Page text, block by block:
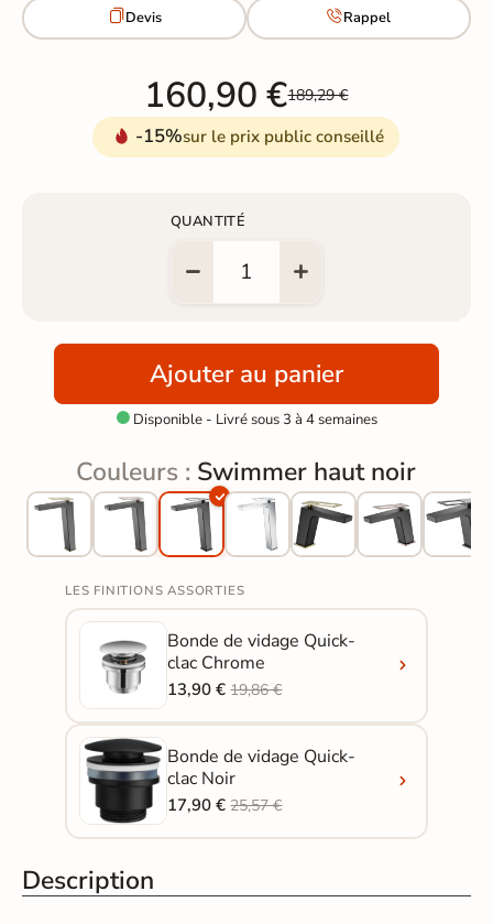
Devis Rappel
160,90 €189,29 €
-15%sur le prix public conseillé
QUANTITÉ
Ajouter au panier
Disponible - Livré sous 3 à 4 semaines
Couleurs : Swimmer haut noir
LES FINITIONS ASSORTIES
Bonde de vidage Quick-
clac Chrome
13,90 €19,86 €
Bonde de vidage Quick-
clac Noir
17,90 €25,57 €
Description